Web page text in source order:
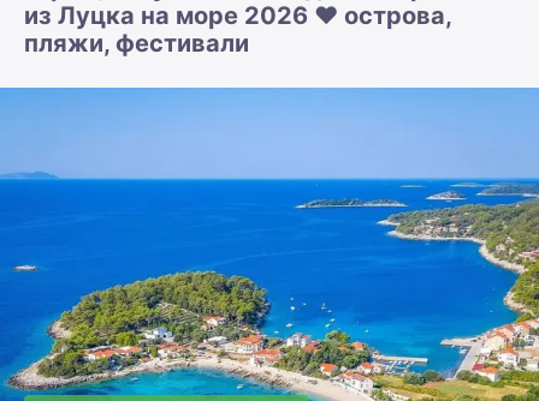
из Луцка на море 2026 ❤️ острова,
пляжи, фестивали